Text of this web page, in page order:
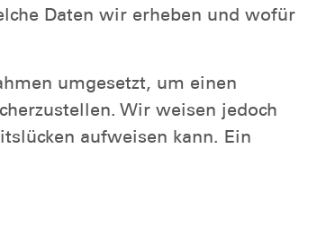
Daten wir erheben und wofür
umgesetzt, um einen
Wir weisen jedoch
aufweisen kann. Ein